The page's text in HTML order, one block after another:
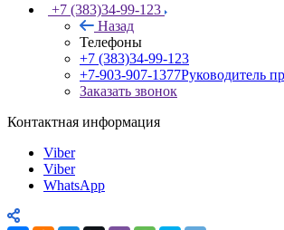
+7 (383)34-99-123
Назад
Телефоны
+7 (383)34-99-123
+7-903-907-1377Руководитель
Заказать звонок
Контактная информация
Viber
Viber
WhatsApp